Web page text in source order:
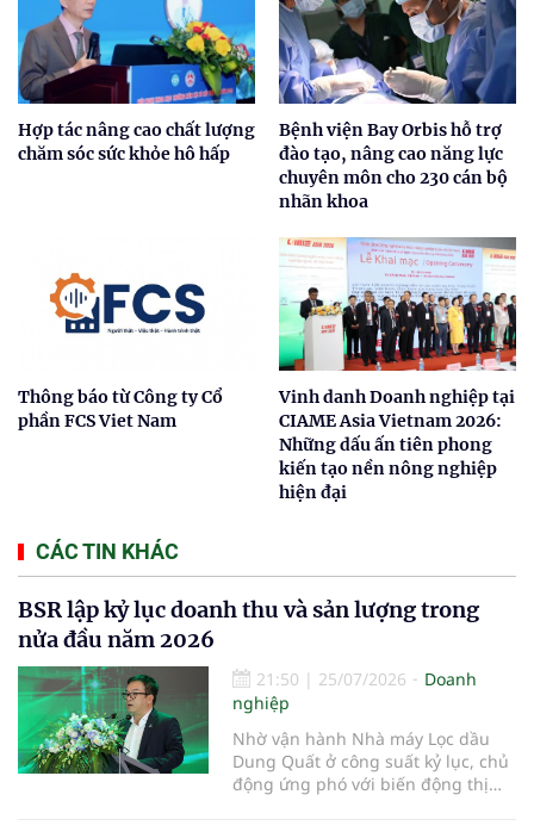
Hợp tác nâng cao chất lượng
chăm sóc sức khỏe hô hấp
Bệnh viện Bay Orbis hỗ trợ
đào tạo, nâng cao năng lực
chuyên môn cho 230 cán bộ
nhãn khoa
Thông báo từ Công ty Cổ
phần FCS Viet Nam
Vinh danh Doanh nghiệp tại
CIAME Asia Vietnam 2026:
Những dấu ấn tiên phong
kiến tạo nền nông nghiệp
hiện đại
CÁC TIN KHÁC
BSR lập kỷ lục doanh thu và sản lượng trong
nửa đầu năm 2026
21:50 | 25/07/2026
Doanh
nghiệp
Nhờ vận hành Nhà máy Lọc dầu
Dung Quất ở công suất kỷ lục, chủ
động ứng phó với biến động thị